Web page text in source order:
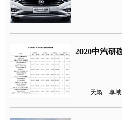
天籁 享域